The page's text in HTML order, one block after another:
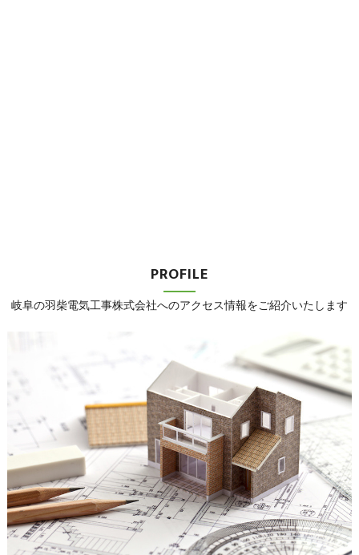
岐阜の羽柴電気工事株式会社へのアクセス情報をご紹介いたします
PROFILE